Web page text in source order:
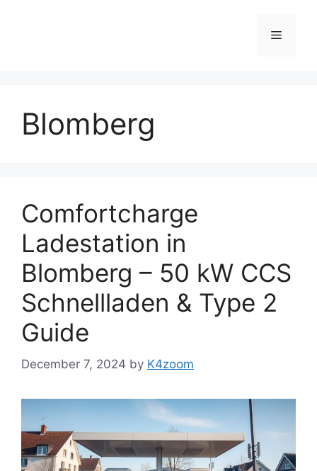
Menu
Blomberg
Comfortcharge
Ladestation in
Blomberg – 50 kW CCS
Schnellladen & Type 2
Guide
December 7, 2024 by K4zoom